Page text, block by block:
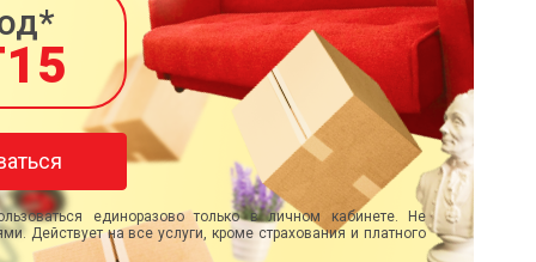
единоразово только в личном кабинете. Не
Действует на все услуги, кроме страхования и платного